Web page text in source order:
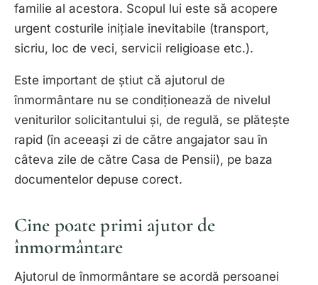
familie al acestora. Scopul lui este să acopere
urgent costurile inițiale inevitabile (transport,
sicriu, loc de veci, servicii religioase etc.).
Este important de știut că ajutorul de
înmormântare nu se condiționează de nivelul
veniturilor solicitantului și, de regulă, se plătește
rapid (în aceeași zi de către angajator sau în
câteva zile de către Casa de Pensii), pe baza
documentelor depuse corect.
Cine poate primi ajutor de
înmormântare
Ajutorul de înmormântare se acordă persoanei